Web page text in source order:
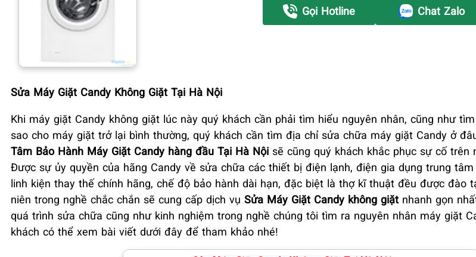
Gọi Hotline Chat Zalo
Sửa Máy Giặt Candy Không Giặt Tại Hà Nội
Khi máy giặt Candy không giặt lúc này quý khách cần phải tìm hiểu nguyên nhân, cũng như
sao cho máy giặt trở lại bình thường, quý khách cần tìm địa chỉ sửa chữa máy giặt Candy ở
Tâm Bảo Hành Máy Giặt Candy hàng đầu Tại Hà Nội sẽ cũng quý khách khắc phục sự cố trên
Được sự ủy quyền của hãng Candy về sửa chữa các thiết bị điện lạnh, điện gia dụng trung
linh kiện thay thế chính hãng, chế độ bảo hành dài hạn, đặc biệt là thợ kĩ thuật đều được đào
niên trong nghề chắc chắn sẽ cung cấp dịch vụ Sửa Máy Giặt Candy không giặt nhanh gọn
quá trình sửa chữa cũng như kinh nghiệm trong nghề chúng tôi tìm ra nguyên nhân máy giặt
khách có thể xem bài viết dưới đây để tham khảo nhé!